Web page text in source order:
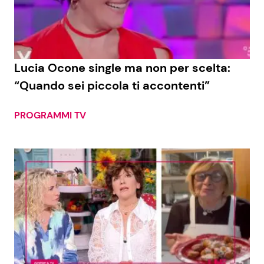
Economia
Persone Scomparse
Fiction e Serie TV
Programmi TV
Reality e Talent
ShowBiz
News Cinema
News Musica
News Spettacolo
Social News
News dal mondo
Lucia Ocone single ma non per scelta:
“Quando sei piccola ti accontenti”
PROGRAMMI TV